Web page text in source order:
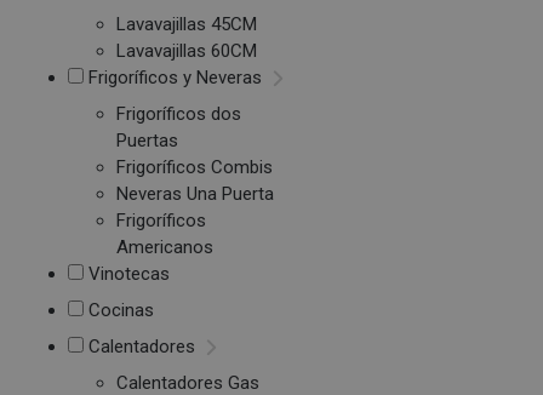
Lavavajillas 45CM
Lavavajillas 60CM
Frigoríficos y Neveras
Frigoríficos dos
Puertas
Frigoríficos Combis
Neveras Una Puerta
Frigoríficos
Americanos
Vinotecas
Cocinas
Calentadores
Calentadores Gas